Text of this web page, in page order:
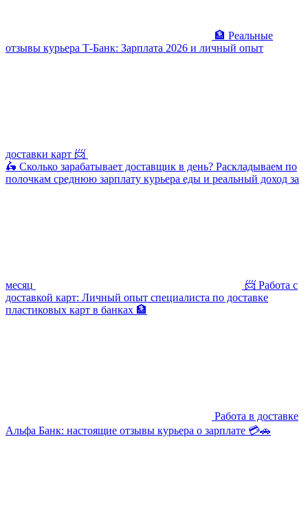
🏦 Реальные
отзывы курьера Т-Банк: Зарплата 2026 и личный опыт
доставки карт 📨
🛵 Сколько зарабатывает доставщик в день? Раскладываем по
полочкам среднюю зарплату курьера еды и реальный доход за
месяц
📨 Работа с
доставкой карт: Личный опыт специалиста по доставке
пластиковых карт в банках 🏦
Работа в доставке
Альфа Банк: настоящие отзывы курьера о зарплате 💳🚗